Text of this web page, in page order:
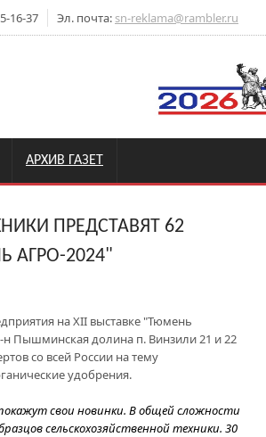
16-37 Эл. почта: sn-reklama@rambler.ru
АРХИВ ГАЗЕТ
ПРЕДСТАВЯТ 62
АГРО-2024"
на XII выставке "Тюмень
н Пышминская долина п. Винзили 21 и 22
со всей России на тему
удобрения.
свои новинки. В общей сложности
сельскохозяйственной техники. 30